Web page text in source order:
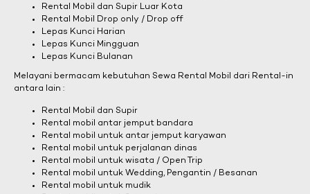
Rental Mobil dan Supir Luar Kota
Rental Mobil Drop only / Drop off
Lepas Kunci Harian
Lepas Kunci Mingguan
Lepas Kunci Bulanan
Melayani bermacam kebutuhan Sewa Rental Mobil dari Rental-in
antara lain :
Rental Mobil dan Supir
Rental mobil antar jemput bandara
Rental mobil untuk antar jemput karyawan
Rental mobil untuk perjalanan dinas
Rental mobil untuk wisata / Open Trip
Rental mobil untuk Wedding, Pengantin / Besanan
Rental mobil untuk mudik